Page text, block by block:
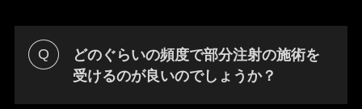
どのぐらいの頻度で部分注射の施術を
受けるのが良いのでしょうか？